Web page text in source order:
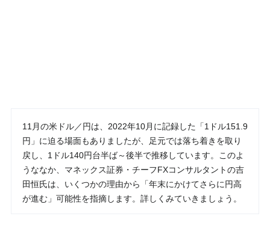
11月の米ドル／円は、2022年10月に記録した「1ドル151.9
円」に迫る場面もありましたが、足元では落ち着きを取り
戻し、1ドル140円台半ば～後半で推移しています。このよ
うななか、マネックス証券・チーフFXコンサルタントの吉
田恒氏は、いくつかの理由から「年末にかけてさらに円高
が進む」可能性を指摘します。詳しくみていきましょう。